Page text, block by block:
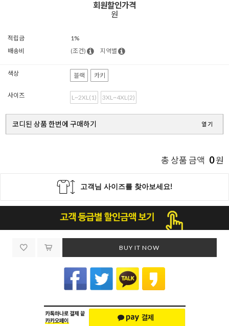
회원할인가격
원
적립금
1%
배송비
(조건) 지역별
색상 블랙 카키
사이즈 L~2XL(1) 3XL~4XL(2)
코디된 상품 한번에 구매하기 열기
총 상품 금액 0원
BUY IT NOW